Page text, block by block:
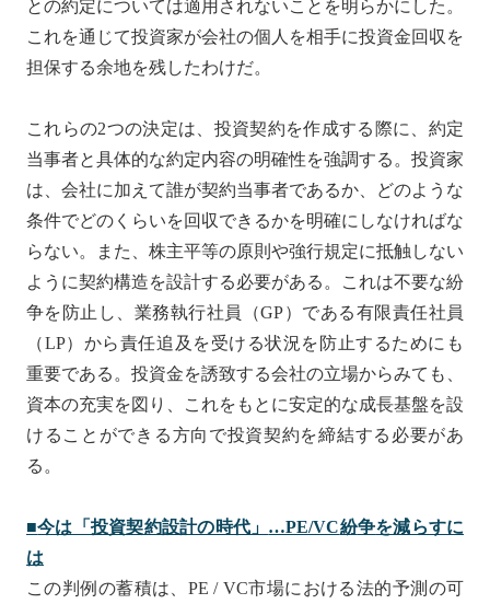
との約定については適用されないことを明らかにした。
これを通じて投資家が会社の個人を相手に投資金回収を
担保する余地を残したわけだ。
これらの2つの決定は、投資契約を作成する際に、約定
当事者と具体的な約定内容の明確性を強調する。投資家
は、会社に加えて誰が契約当事者であるか、どのような
条件でどのくらいを回収できるかを明確にしなければな
らない。また、株主平等の原則や強行規定に抵触しない
ように契約構造を設計する必要がある。これは不要な紛
争を防止し、業務執行社員（GP）である有限責任社員
（LP）から責任追及を受ける状況を防止するためにも
重要である。投資金を誘致する会社の立場からみても、
資本の充実を図り、これをもとに安定的な成長基盤を設
けることができる方向で投資契約を締結する必要があ
る。
■今は「投資契約設計の時代」 …PE/VC紛争を減らすに
は
この判例の蓄積は、PE / VC市場における法的予測の可